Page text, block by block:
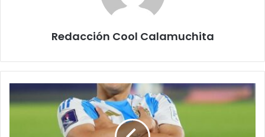
Redacción Cool Calamuchita
blindó